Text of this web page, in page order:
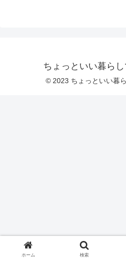
ちょっといい暮ら
© 2023 ちょっといい暮
ホーム 検索